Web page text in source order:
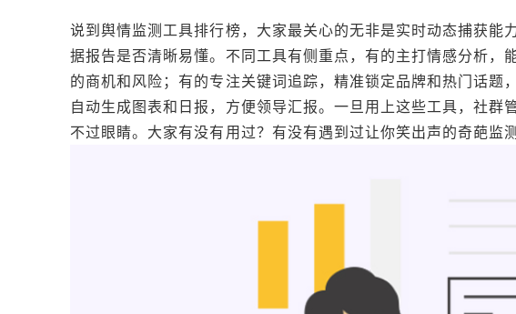
说到舆情监测工具排行榜，大家最关心的无非是实时动态捕获能
据报告是否清晰易懂。不同工具有侧重点，有的主打情感分析，
的商机和风险；有的专注关键词追踪，精准锁定品牌和热门话题
自动生成图表和日报，方便领导汇报。一旦用上这些工具，社群
不过眼睛。大家有没有用过？有没有遇到过让你笑出声的奇葩监